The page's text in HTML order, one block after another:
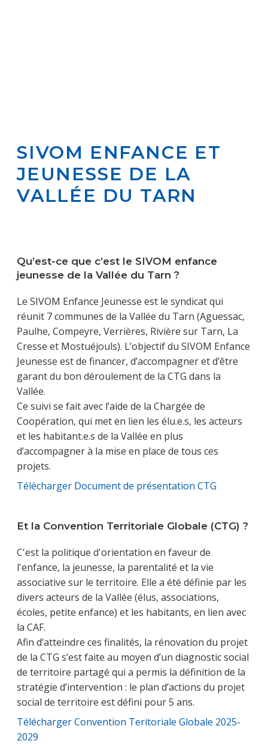
SIVOM ENFANCE ET
JEUNESSE DE LA
VALLÉE DU TARN
Qu’est-ce que c’est le SIVOM enfance
jeunesse de la Vallée du Tarn ?
Le SIVOM Enfance Jeunesse est le syndicat qui
réunit 7 communes de la Vallée du Tarn (Aguessac,
Paulhe, Compeyre, Verrières, Rivière sur Tarn, La
Cresse et Mostuéjouls). L’objectif du SIVOM Enfance
Jeunesse est de financer, d’accompagner et d’être
garant du bon déroulement de la CTG dans la
Vallée.
Ce suivi se fait avec l’aide de la Chargée de
Coopération, qui met en lien les élu.e.s, les acteurs
et les habitant.e.s de la Vallée en plus
d’accompagner à la mise en place de tous ces
projets.
Télécharger Document de présentation CTG
Et la Convention Territoriale Globale (CTG) ?
C'est la politique d'orientation en faveur de
l'enfance, la jeunesse, la parentalité et la vie
associative sur le territoire. Elle a été définie par les
divers acteurs de la Vallée (élus, associations,
écoles, petite enfance) et les habitants, en lien avec
la CAF.
Afin d’atteindre ces finalités, la rénovation du projet
de la CTG s’est faite au moyen d’un diagnostic social
de territoire partagé qui a permis la définition de la
stratégie d’intervention : le plan d’actions du projet
social de territoire est défini pour 5 ans.
Télécharger Convention Teritoriale Globale 2025-
2029